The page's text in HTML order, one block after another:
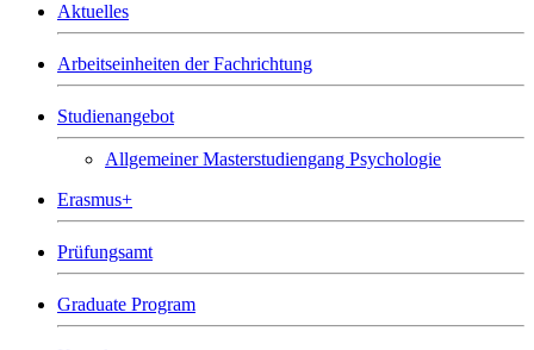
Aktuelles
Arbeitseinheiten der Fachrichtung
Studienangebot
Allgemeiner Masterstudiengang Psychologie
Erasmus+
Prüfungsamt
Graduate Program